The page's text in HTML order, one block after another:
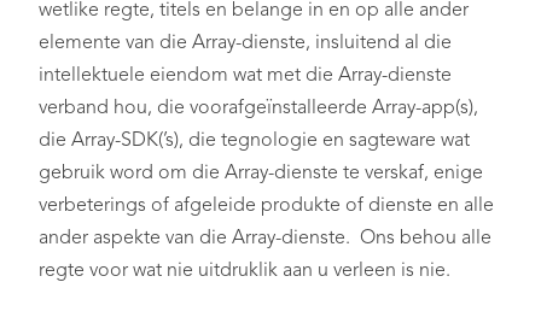
wetlike regte, titels en belange in en op alle ander
elemente van die Array-dienste, insluitend al die
intellektuele eiendom wat met die Array-dienste
verband hou, die voorafgeïnstalleerde Array-app(s),
die Array-SDK(’s), die tegnologie en sagteware wat
gebruik word om die Array-dienste te verskaf, enige
verbeterings of afgeleide produkte of dienste en alle
ander aspekte van die Array-dienste. Ons behou alle
regte voor wat nie uitdruklik aan u verleen is nie.